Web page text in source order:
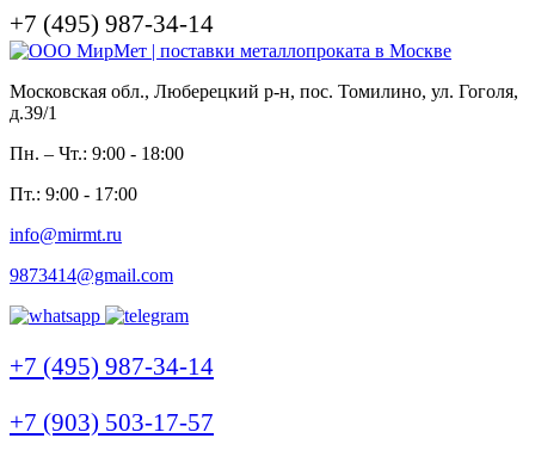
+7 (495) 987-34-14
Московская обл., Люберецкий р-н, пос. Томилино, ул. Гоголя,
д.39/1
Пн. – Чт.: 9:00 - 18:00
Пт.: 9:00 - 17:00
info@mirmt.ru
9873414@gmail.com
+7 (495) 987-34-14
+7 (903) 503-17-57